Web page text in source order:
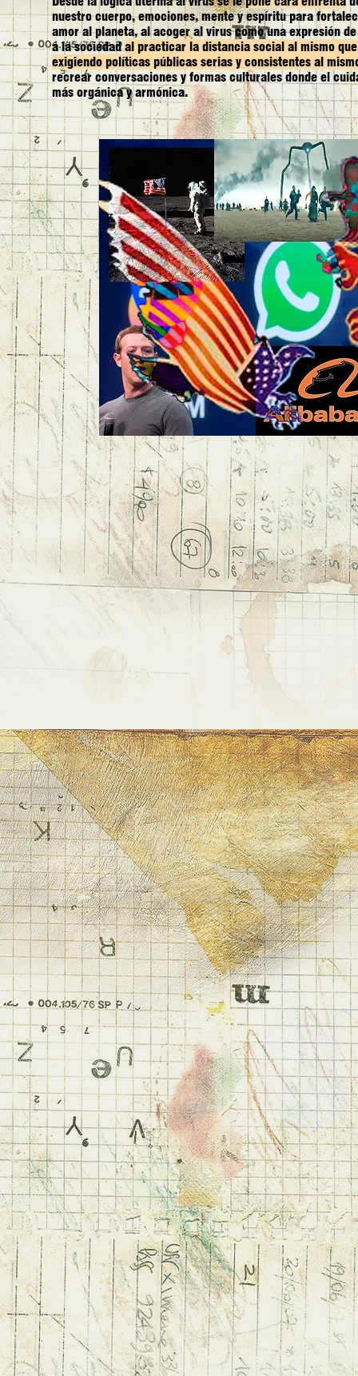
nuestro cuerpo, emociones, mente y espíritu para
amor al planeta, al acoger al virus como una expresión
a la sociedadal practicar la distancia social al mismo
exigiendo políticas públicas serias y consistentes al
recrear conversaciones y formas culturales donde el
más orgánica y armónica.